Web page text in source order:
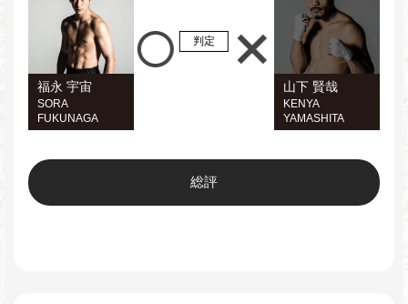
福永 宇宙
SORA
FUKUNAGA
判定
山下 賢哉
KENYA
YAMASHITA
総評